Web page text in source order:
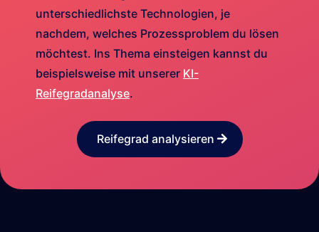
unterschiedlichste Technologien, je
nachdem, welches Prozessproblem du lösen
möchtest. Ins Thema einsteigen kannst du
beispielsweise mit unserer KI-
Reifegradanalyse.
Reifegrad analysieren